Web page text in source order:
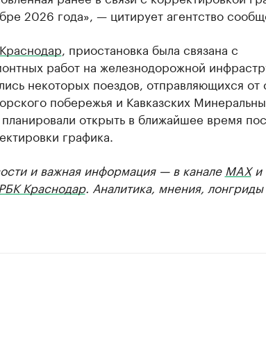
2026 года», — цитирует агентство
, приостановка была связана с
работ на железнодорожной
некоторых поездов, отправляющихся от
побережья и Кавказских
открыть в ближайшее время
графика.
и важная информация — в канале MAXи
Краснодар. Аналитика, мнения,